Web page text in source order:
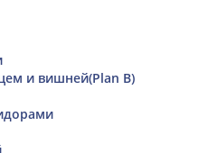
и вишней(Plan B)